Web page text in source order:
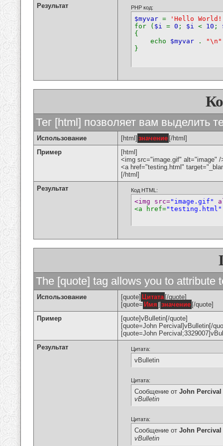
Результат PHP код:
$myvar =
'Hello
for ( $i = 0 ; $i < 10 ;
{
echo $myvar . "\n"
}
Тег [html] позволяет вам выделить
Использование [html] значение [/html]
Пример
[html]
<img src="image.gif" alt="image" /
<a href="testing.html"
[/html]
Результат
Код HTML:
<img src="image.gif"
<a href="testing.html"
The [quote] tag allows you to attribute
Использование [quote] Цитата [/quote]
[quote= Имя ] значение [/quote]
Пример
[quote]vBulletin[/quote]
[quote=John Percival]vBulletin[/
[quote=John
Результат
Цитата:
vBulletin
Цитата:
Сообщение от John Percival
vBulletin
Цитата:
Сообщение от John Percival
vBulletin